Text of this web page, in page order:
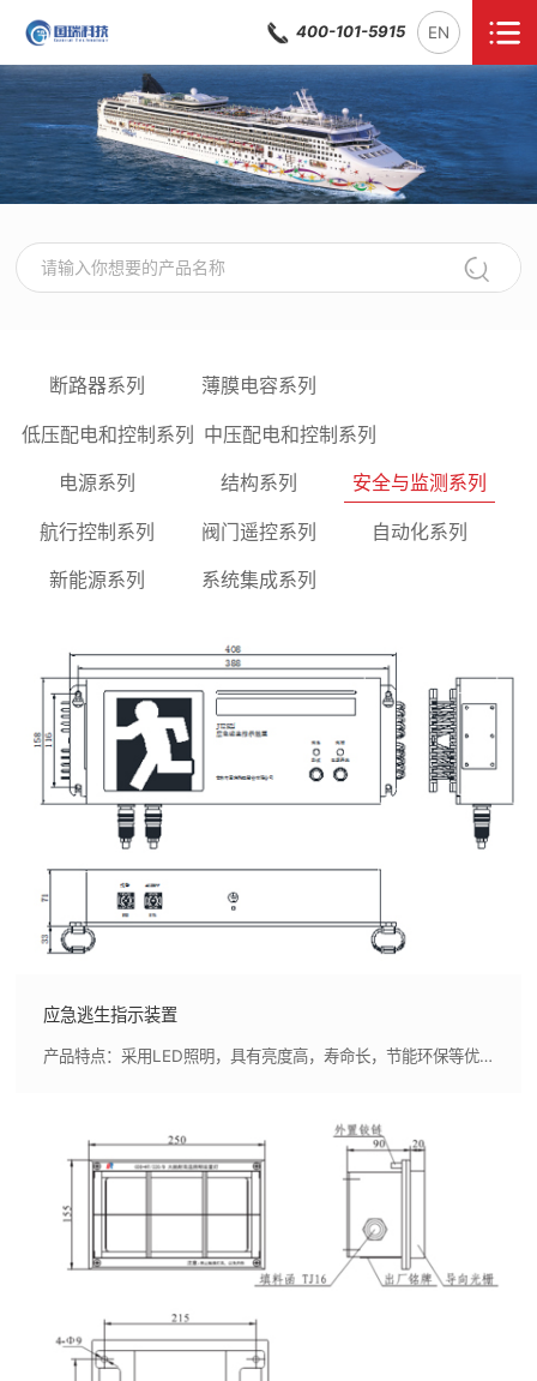
400-101-5915 EN
断路器系列 薄膜电容系列
低压配电和控制系列 中压配电和控制系列
电源系列 结构系列 安全与监测系列
航行控制系列 阀门遥控系列 自动化系列
新能源系列 系统集成系列
应急逃生指示装置
产品特点：采用LED照明，具有亮度高，寿命长，节能环保等优点,采用锂电池作为备用能源，具有体积小，容量大，无污染，自放电率低，充放电循环次数多等优点